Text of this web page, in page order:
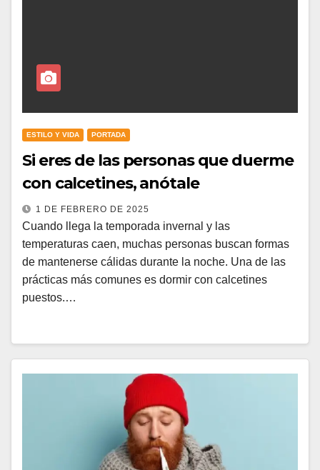
ESTILO Y VIDA PORTADA
Si eres de las personas que duerme
con calcetines, anótale
1 DE FEBRERO DE 2025
Cuando llega la temporada invernal y las
temperaturas caen, muchas personas buscan formas
de mantenerse cálidas durante la noche. Una de las
prácticas más comunes es dormir con calcetines
puestos.…